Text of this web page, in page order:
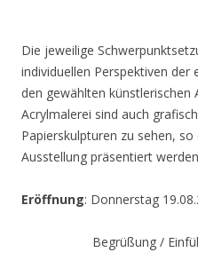
Die jeweilige
individuellen Perspektiven der
den gewählten künstlerischen
Acrylmalerei sind auch
Papierskulpturen zu sehen,
Ausstellung präsentiert
Eröffnung: Donnerstag
Begrüßung /